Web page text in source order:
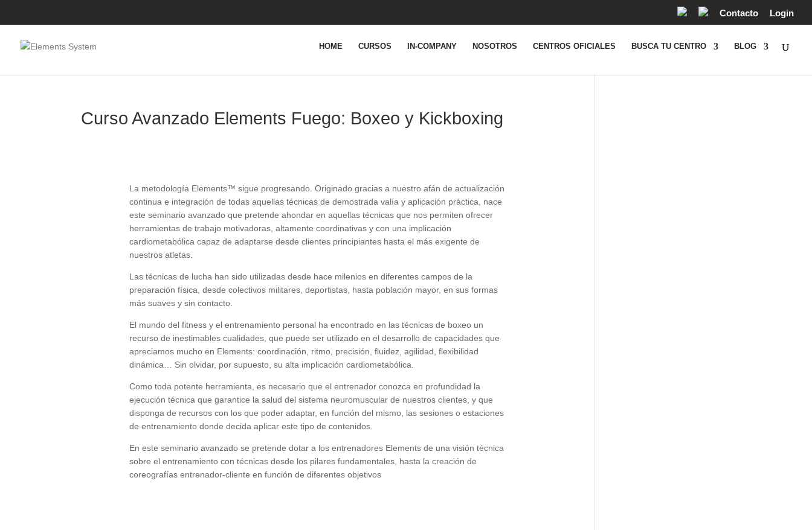
Contacto Login
HOME CURSOS IN-COMPANY NOSOTROS CENTROS OFICIALES BUSCA TU CENTRO BLOG
Curso Avanzado Elements Fuego: Boxeo y Kickboxing
La metodología Elements™ sigue progresando. Originado gracias a nuestro afán de actualización
continua e integración de todas aquellas técnicas de demostrada valía y aplicación práctica, nace
este seminario avanzado que pretende ahondar en aquellas técnicas que nos permiten ofrecer
herramientas de trabajo motivadoras, altamente coordinativas y con una implicación
cardiometabólica capaz de adaptarse desde clientes principiantes hasta el más exigente de
nuestros atletas.
Las técnicas de lucha han sido utilizadas desde hace milenios en diferentes campos de la
preparación física, desde colectivos militares, deportistas, hasta población mayor, en sus formas
más suaves y sin contacto.
El mundo del fitness y el entrenamiento personal ha encontrado en las técnicas de boxeo un
recurso de inestimables cualidades, que puede ser utilizado en el desarrollo de capacidades que
apreciamos mucho en Elements: coordinación, ritmo, precisión, fluidez, agilidad, flexibilidad
dinámica… Sin olvidar, por supuesto, su alta implicación cardiometabólica.
Como toda potente herramienta, es necesario que el entrenador conozca en profundidad la
ejecución técnica que garantice la salud del sistema neuromuscular de nuestros clientes, y que
disponga de recursos con los que poder adaptar, en función del mismo, las sesiones o estaciones
de entrenamiento donde decida aplicar este tipo de contenidos.
En este seminario avanzado se pretende dotar a los entrenadores Elements de una visión técnica
sobre el entrenamiento con técnicas desde los pilares fundamentales, hasta la creación de
coreografías entrenador-cliente en función de diferentes objetivos